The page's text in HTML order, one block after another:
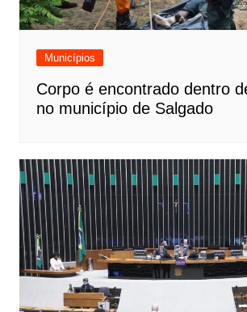
Municípios
Corpo é encontrado dentro
no município de Salgado